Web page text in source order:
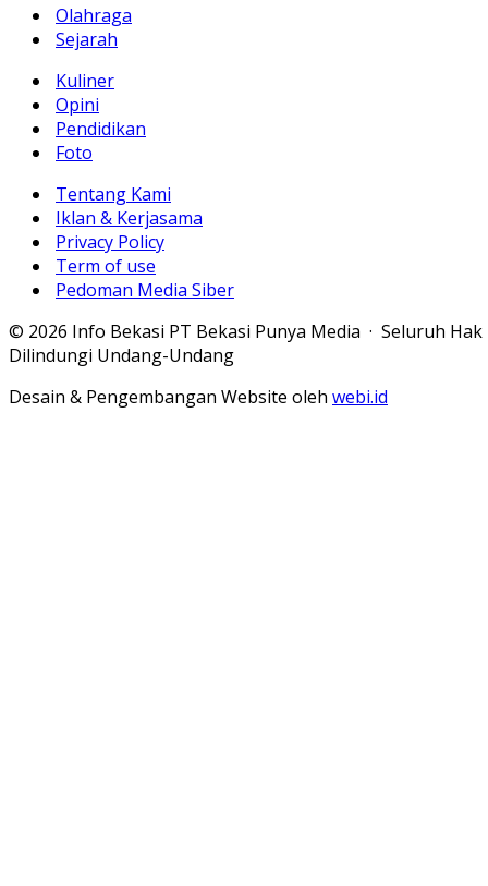
Olahraga
Sejarah
Kuliner
Opini
Pendidikan
Foto
Tentang Kami
Iklan & Kerjasama
Privacy Policy
Term of use
Pedoman Media Siber
© 2026 Info Bekasi PT Bekasi Punya Media · Seluruh Hak
Dilindungi Undang-Undang
Desain & Pengembangan Website oleh webi.id